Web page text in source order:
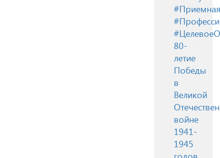
80-
летие
Победы
в
Великой
войне
1941-
1945